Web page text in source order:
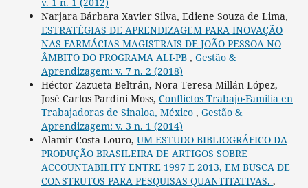
Narjara Bárbara Xavier Silva, Ediene Souza de Lima,
ESTRATÉGIAS DE APRENDIZAGEM PARA INOVAÇÃO
NAS FARMÁCIAS MAGISTRAIS DE JOÃO PESSOA NO
ÂMBITO DO PROGRAMA ALI-PB , Gestão &
Aprendizagem: v. 7 n. 2 (2018)
Héctor Zazueta Beltrán, Nora Teresa Millán López,
José Carlos Pardini Moss, Conflictos Trabajo-Familia en
Trabajadoras de Sinaloa, México , Gestão &
Aprendizagem: v. 3 n. 1 (2014)
Alamir Costa Louro, UM ESTUDO BIBLIOGRÁFICO DA
PRODUÇÃO BRASILEIRA DE ARTIGOS SOBRE
ACCOUNTABILITY ENTRE 1997 E 2013, EM BUSCA DE
CONSTRUTOS PARA PESQUISAS QUANTITATIVAS. ,